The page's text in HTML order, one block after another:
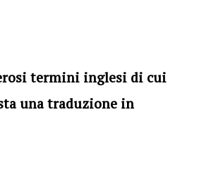
termini inglesi di cui
una traduzione in